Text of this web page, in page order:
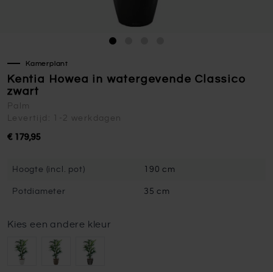
Kamerplant
Kentia Howea in watergevende Classico
zwart
Palm
Levertijd: 1-2 werkdagen
€ 179,95
Hoogte (incl. pot) 190 cm
Potdiameter 35 cm
Kies een andere kleur